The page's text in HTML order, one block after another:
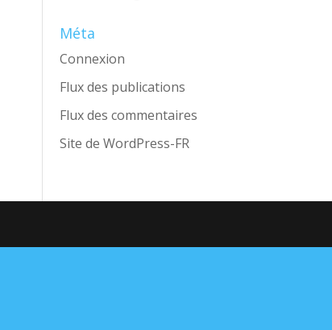
Méta
Connexion
Flux des publications
Flux des commentaires
Site de WordPress-FR